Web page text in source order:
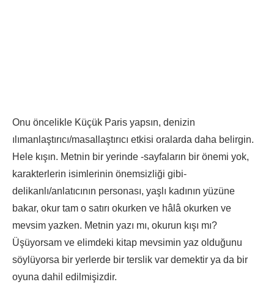
Onu öncelikle Küçük Paris yapsın, denizin
ılımanlaştırıcı/masallaştırıcı etkisi oralarda daha belirgin.
Hele kışın. Metnin bir yerinde -sayfaların bir önemi yok,
karakterlerin isimlerinin önemsizliği gibi-
delikanlı/anlatıcının personası, yaşlı kadının yüzüne
bakar, okur tam o satırı okurken ve hâlâ okurken ve
mevsim yazken. Metnin yazı mı, okurun kışı mı?
Üşüyorsam ve elimdeki kitap mevsimin yaz olduğunu
söylüyorsa bir yerlerde bir terslik var demektir ya da bir
oyuna dahil edilmişizdir.